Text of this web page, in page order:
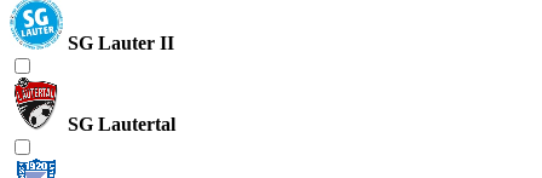
SG Lauter II
SG Lautertal